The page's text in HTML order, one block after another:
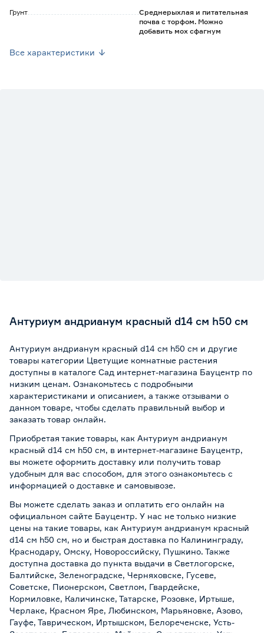
Грунт
Среднерыхлая и питательная
почва с торфом. Можно
добавить мох сфагнум
Все характеристики
Антуриум андрианум красный d14 см h50 см
Антуриум андрианум красный d14 см h50 см и другие
товары категории Цветущие комнатные растения
доступны в каталоге Сад интернет-магазина Бауцентр по
низким ценам. Ознакомьтесь с подробными
характеристиками и описанием, а также отзывами о
данном товаре, чтобы сделать правильный выбор и
заказать товар онлайн.
Приобретая такие товары, как Антуриум андрианум
красный d14 см h50 см, в интернет-магазине Бауцентр,
вы можете оформить доставку или получить товар
удобным для вас способом, для этого ознакомьтесь с
информацией о доставке и самовывозе.
Вы можете сделать заказ и оплатить его онлайн на
официальном сайте Бауцентр. У нас не только низкие
цены на такие товары, как Антуриум андрианум красный
d14 см h50 см, но и быстрая доставка по Калининграду,
Краснодару, Омску, Новороссийску, Пушкино. Также
доступна доставка до пункта выдачи в Светлогорске,
Балтийске, Зеленоградске, Черняховске, Гусеве,
Советске, Пионерском, Светлом, Гвардейске,
Кормиловке, Каличинске, Татарске, Розовке, Иртыше,
Черлаке, Красном Яре, Любинском, Марьяновке, Азово,
Гауфе, Таврическом, Иртышском, Белореченске, Усть-